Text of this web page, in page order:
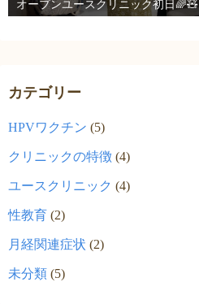
オープンユースクリニック初日🌈🧸
カテゴリー
HPVワクチン (5)
クリニックの特徴 (4)
ユースクリニック (4)
性教育 (2)
月経関連症状 (2)
未分類 (5)